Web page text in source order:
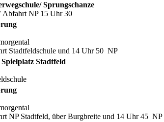
Sprungschanze
Abfahrt NP 15 Uhr 30
Stadtfeldschule und 14 Uhr 50 NP
Stadtfeld
NP Stadtfeld, über Burgbreite und 14 Uhr 45 NP